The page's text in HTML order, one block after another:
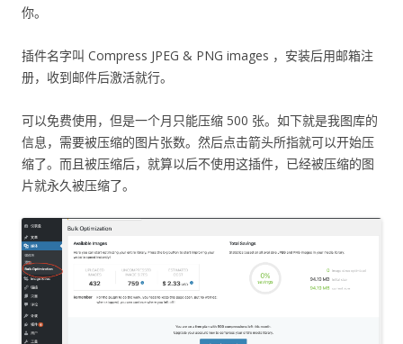
你。
插件名字叫 Compress JPEG & PNG images ，安装后用邮箱注
册，收到邮件后激活就行。
可以免费使用，但是一个月只能压缩 500 张。如下就是我图库的
信息，需要被压缩的图片张数。然后点击箭头所指就可以开始压
缩了。而且被压缩后，就算以后不使用这插件，已经被压缩的图
片就永久被压缩了。